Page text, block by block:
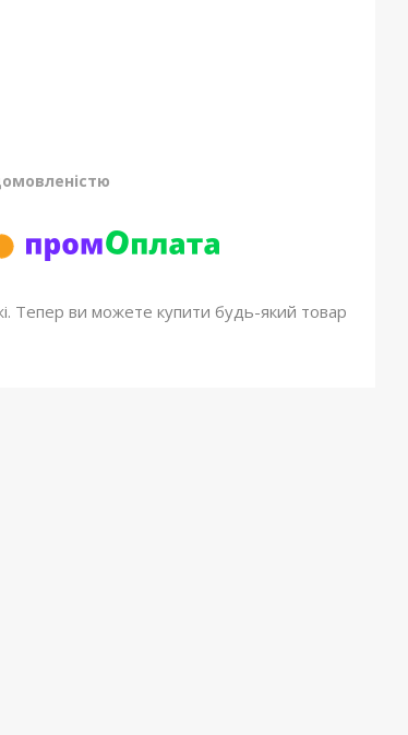
Тепер ви можете купити будь-який товар